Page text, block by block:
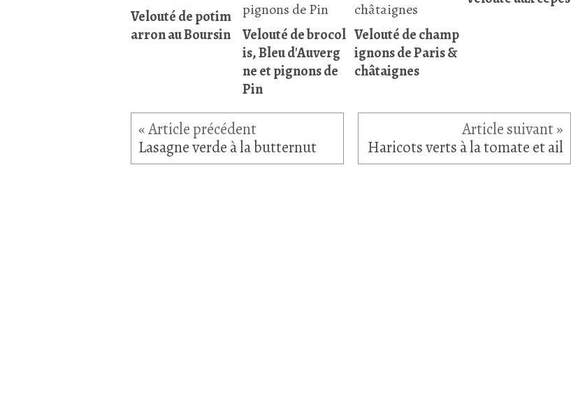
Velouté de potim
arron au Boursin
Velouté de brocol
is, Bleu d'Auverg
ne et pignons de
Pin
Velouté de champ
ignons de Paris &
châtaignes
Lasagne verde à la butternut Haricots verts à la tomate et ail